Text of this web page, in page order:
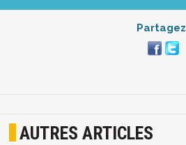
Partagez
AUTRES ARTICLES